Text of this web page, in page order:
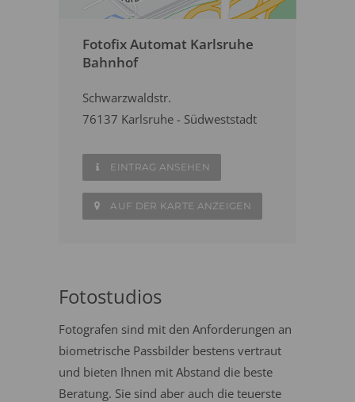
Fotofix Automat Karlsruhe
Bahnhof
Schwarzwaldstr.
76137 Karlsruhe - Südweststadt
EINTRAG ANSEHEN
AUF DER KARTE ANZEIGEN
Fotostudios
Fotografen sind mit den Anforderungen an
biometrische Passbilder bestens vertraut
und bieten Ihnen mit Abstand die beste
Beratung. Sie sind aber auch die teuerste